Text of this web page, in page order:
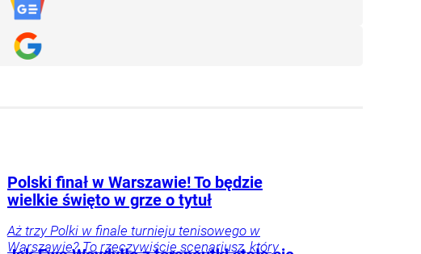
Polski finał w Warszawie! To będzie
wielkie święto w grze o tytuł
Aż trzy Polki w finale turnieju tenisowego w
Warszawie? To rzeczywiście scenariusz, który